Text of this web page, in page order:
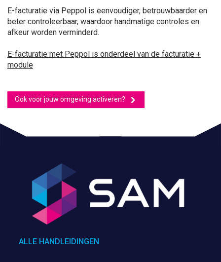
E-facturatie via Peppol is eenvoudiger, betrouwbaarder en
beter controleerbaar, waardoor handmatige controles en
afkeur worden verminderd.
E-facturatie met Peppol is onderdeel van de facturatie +
module
Ook voor jouw omgeving activeren?
ALLE HANDLEIDINGEN